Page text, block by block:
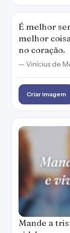
É melhor
melhor
no coração.
— Vinícius de
Criar imagem
Mande a